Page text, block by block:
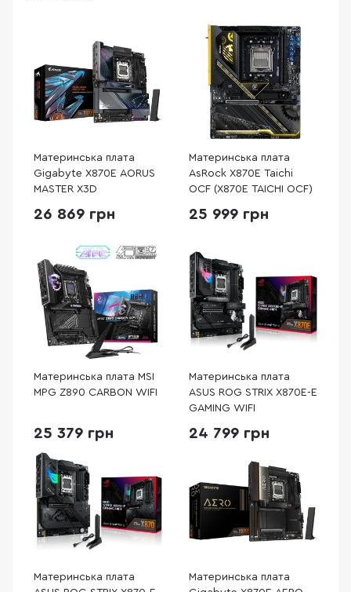
Материнська плата
Gigabyte X870E AORUS
MASTER X3D
26 869 грн
Материнська плата
AsRock X870E Taichi
OCF (X870E TAICHI OCF)
25 999 грн
Материнська плата MSI
MPG Z890 CARBON WIFI
25 379 грн
Материнська плата
ASUS ROG STRIX X870E-E
GAMING WIFI
24 799 грн
Материнська плата
Материнська плата